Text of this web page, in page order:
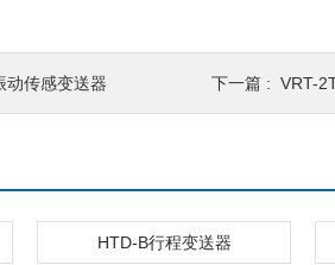
动传感变送器 下一篇 : VRT-
HTD-B行程变送器